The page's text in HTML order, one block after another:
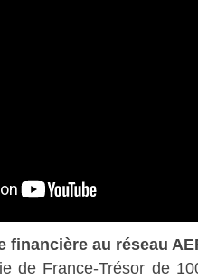
financière au réseau
de France-Trésor de